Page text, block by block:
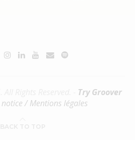
Rights Reserved. - Try Groover
notice / Mentions légales